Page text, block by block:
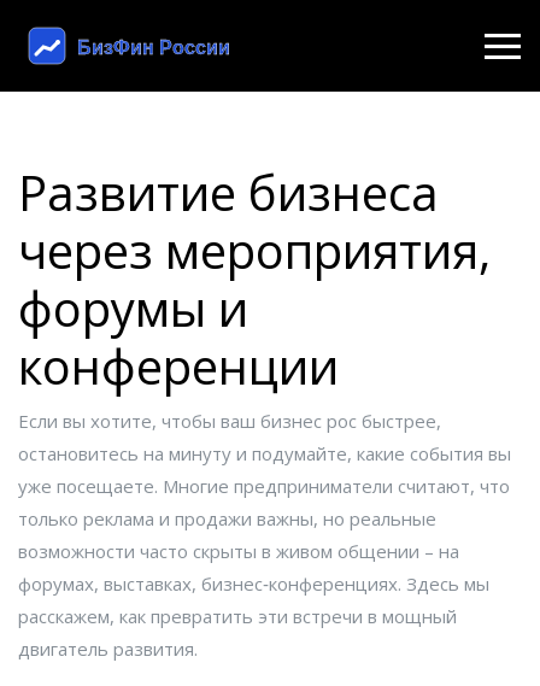
Развитие бизнеса
через мероприятия,
форумы и
конференции
Если вы хотите, чтобы ваш бизнес рос быстрее,
остановитесь на минуту и подумайте, какие события вы
уже посещаете. Многие предприниматели считают, что
только реклама и продажи важны, но реальные
возможности часто скрыты в живом общении – на
форумах, выставках, бизнес‑конференциях. Здесь мы
расскажем, как превратить эти встречи в мощный
двигатель развития.